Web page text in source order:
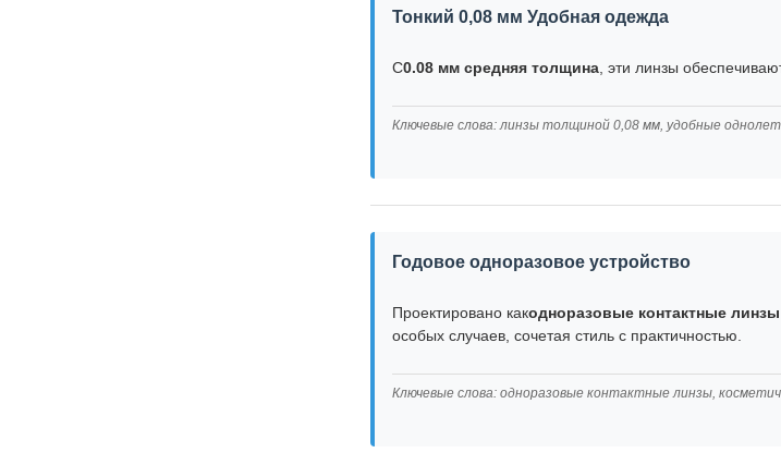
Тонкий 0,08 мм Удобная одежда
С0.08 мм средняя толщина , эти линзы
Ключевые слова: линзы толщиной 0,08 мм, удобные
Годовое одноразовое устройство
Проектировано какодноразовые контактные
особых случаев, сочетая стиль с практичностью.
Ключевые слова: одноразовые контактные линзы,